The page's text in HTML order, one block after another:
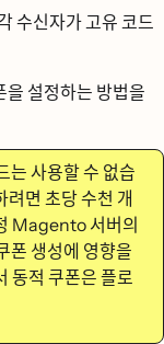
수신자가 고유 코드
방법을
사용할 수 없습
초당 수천 개
Magento 서버의
생성에 영향을
쿠폰은 플로